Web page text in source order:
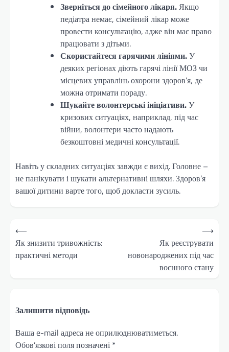
Зверніться до сімейного лікаря.Якщо
педіатра немає, сімейний лікар може
провести консультацію, адже він має право
працювати з дітьми.
Скористайтеся гарячими лініями.У
деяких регіонах діють гарячі лінії МОЗ чи
місцевих управлінь охорони здоров’я, де
можна отримати пораду.
Шукайте волонтерські ініціативи.У
кризових ситуаціях, наприклад, під час
війни, волонтери часто надають
безкоштовні медичні консультації.
Навіть у складних ситуаціях завжди є вихід. Головне –
не панікувати і шукати альтернативні шляхи. Здоров’я
вашої дитини варте того, щоб докласти зусиль.
Навігація
записів
⟵
Як знизити тривожність:
практичні методи
Як реєструвати
новонароджених під час
воєнного стану
⟶
Залишити відповідь
Ваша e-mail адреса не оприлюднюватиметься.
Обов’язкові поля позначені *